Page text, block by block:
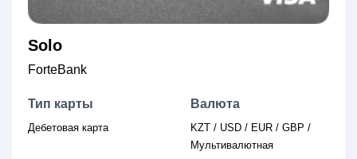
Solo
ForteBank
Тип карты
Дебетовая карта
Валюта
KZT / USD / EUR / GBP /
Мультивалютная